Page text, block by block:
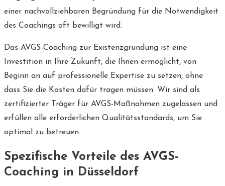
einer nachvollziehbaren Begründung für die Notwendigkeit
des Coachings oft bewilligt wird.
Das AVGS-Coaching zur Existenzgründung ist eine
Investition in Ihre Zukunft, die Ihnen ermöglicht, von
Beginn an auf professionelle Expertise zu setzen, ohne
dass Sie die Kosten dafür tragen müssen. Wir sind als
zertifizierter Träger für AVGS-Maßnahmen zugelassen und
erfüllen alle erforderlichen Qualitätsstandards, um Sie
optimal zu betreuen.
Spezifische Vorteile des AVGS-
Coaching in Düsseldorf